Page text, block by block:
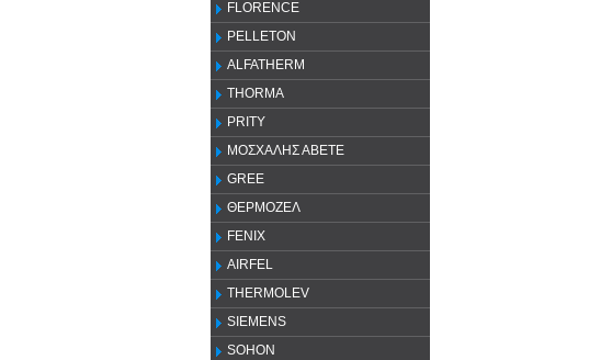
FLORENCE
PELLETON
ALFATHERM
THORMA
PRITY
ΜΟΣΧΑΛΗΣ ΑΒΕΤΕ
GREE
ΘΕΡΜΟΖΕΛ
FENIX
AIRFEL
THERMOLEV
SIEMENS
SOHON